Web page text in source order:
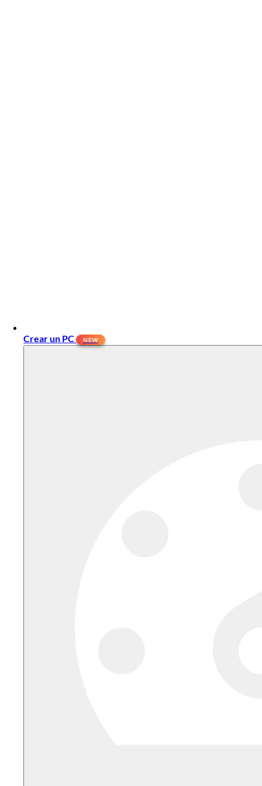
Crear un PC NEW